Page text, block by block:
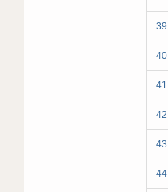
39
40
41
42
43
44